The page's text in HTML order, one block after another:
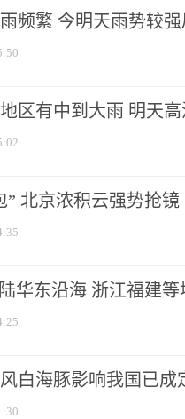
频繁 今明天雨势较
区有中到大雨 明天
” 北京浓积云强势抢镜
华东沿海 浙江福建等
白海豚影响我国已成